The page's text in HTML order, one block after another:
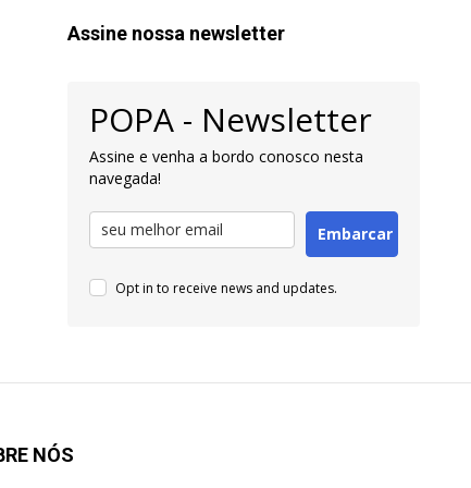
Assine nossa newsletter
POPA - Newsletter
Assine e venha a bordo conosco nesta
navegada!
Embarcar
Opt in to receive news and updates.
NÓS